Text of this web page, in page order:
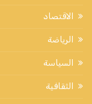
الاقتصاد
الرياضة
السياسة
الثقافية